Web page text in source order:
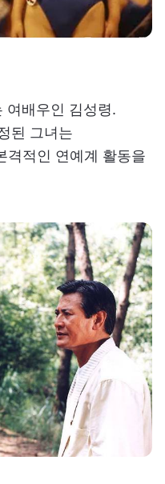
여배우인 김성령.
된 그녀는
격적인 연예계 활동을